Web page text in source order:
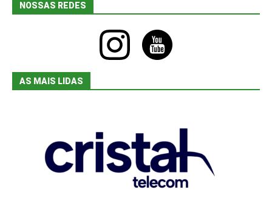
NOSSAS REDES
instagram youtube
AS MAIS LIDAS